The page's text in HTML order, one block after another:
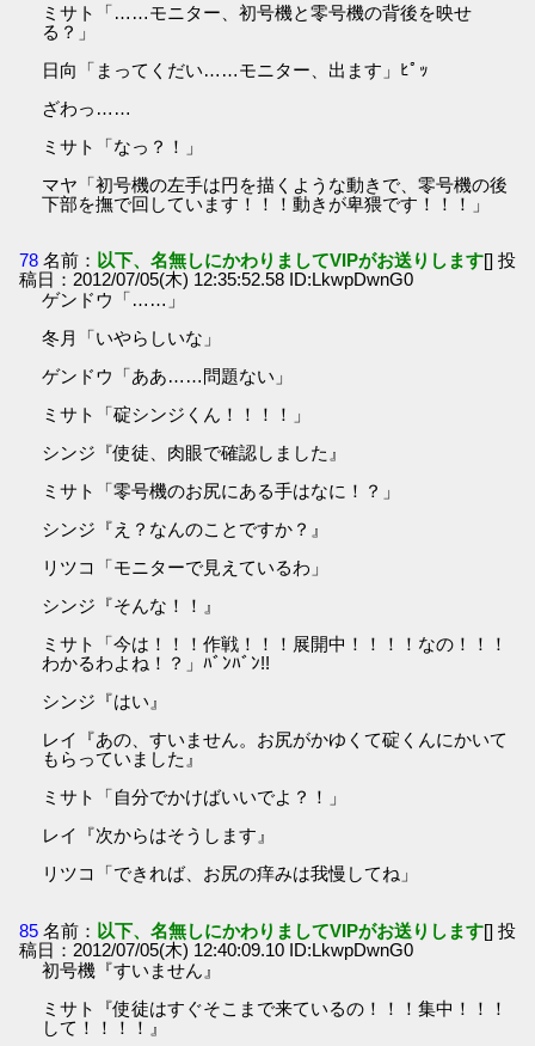
ミサト「……モニター、初号機と零号機の背後を映せ
る？」
日向「まってくだい……モニター、出ます」ﾋﾟｯ
ざわっ……
ミサト「なっ？！」
マヤ「初号機の左手は円を描くような動きで、零号機の後
下部を撫で回しています！！！動きが卑猥です！！！」
78 名前： 以下、名無しにかわりましてVIPがお送りします[] 投
稿日：2012/07/05(木) 12:35:52.58 ID:LkwpDwnG0
ゲンドウ「……」
冬月「いやらしいな」
ゲンドウ「ああ……問題ない」
ミサト「碇シンジくん！！！！」
シンジ『使徒、肉眼で確認しました』
ミサト「零号機のお尻にある手はなに！？」
シンジ『え？なんのことですか？』
リツコ「モニターで見えているわ」
シンジ『そんな！！』
ミサト「今は！！！作戦！！！展開中！！！！なの！！！
わかるわよね！？」ﾊﾞﾝﾊﾞﾝ!!
シンジ『はい』
レイ『あの、すいません。お尻がかゆくて碇くんにかいて
もらっていました』
ミサト「自分でかけばいいでよ？！」
レイ『次からはそうします』
リツコ「できれば、お尻の痒みは我慢してね」
85 名前： 以下、名無しにかわりましてVIPがお送りします[] 投
稿日：2012/07/05(木) 12:40:09.10 ID:LkwpDwnG0
初号機『すいません』
ミサト『使徒はすぐそこまで来ているの！！！集中！！！
して！！！！』